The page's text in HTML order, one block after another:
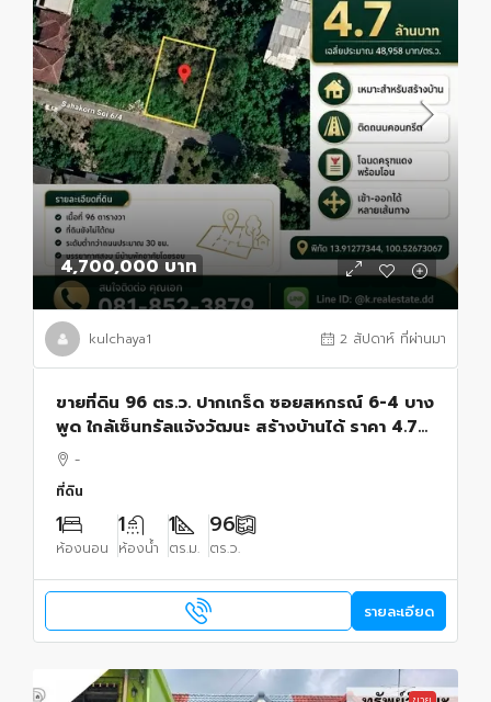
4,700,000 บาท
kulchaya1 2 สัปดาห์ ที่ผ่านมา
ขายที่ดิน 96 ตร.ว. ปากเกร็ด ซอยสหกรณ์ 6-4 บาง
พูด ใกล้เซ็นทรัลแจ้งวัฒนะ สร้างบ้านได้ ราคา 4.7
ล้านบาท
-
ที่ดิน
1
ห้องนอน
1
ห้องน้ำ
1
ตร.ม.
96
ตร.ว.
รายละเอียด